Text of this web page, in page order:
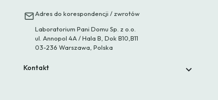
Adres do korespondencji / zwrotów
Laboratorium Pani Domu Sp. z o.o.
ul. Annopol 4A / Hala B, Dok B10,B11
03-236 Warszawa, Polska
Kontakt 